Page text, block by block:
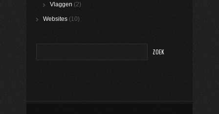
Vlaggen (2)
Websites (10)